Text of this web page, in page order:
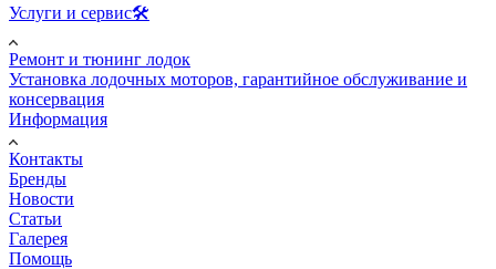
Услуги и сервис🛠️
Ремонт и тюнинг лодок
Установка лодочных моторов, гарантийное обслуживание и
консервация
Информация
Контакты
Бренды
Новости
Статьи
Галерея
Помощь